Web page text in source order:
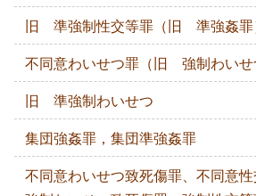
旧 準強制性交等罪（旧 準強姦罪
不同意わいせつ罪（旧 強制わいせ
旧 準強制わいせつ
集団強姦罪，集団準強姦罪
不同意わいせつ致死傷罪、不同意